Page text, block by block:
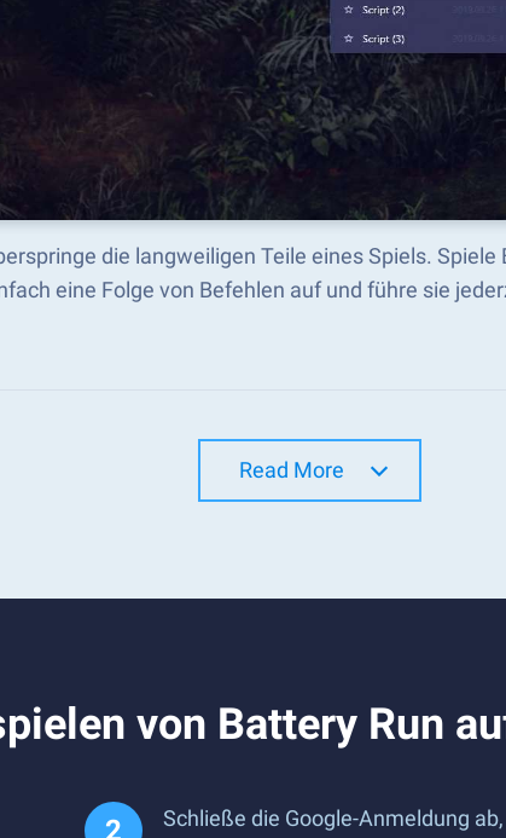
die langweiligen Teile eines Spiels.
eine Folge von Befehlen auf und führe sie
Read More
von Battery Run
Schließe die Google-Anmeldung ab,